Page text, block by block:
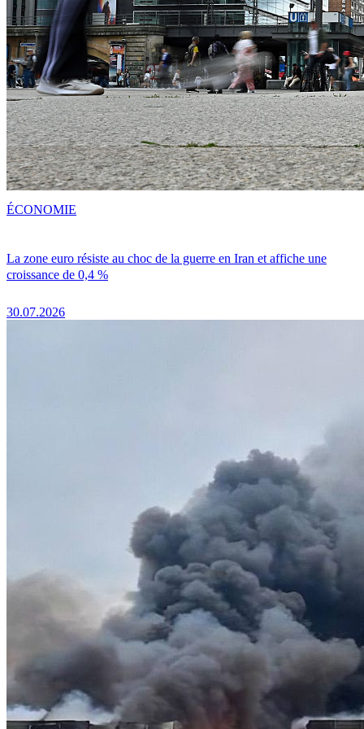
La zone euro résiste au choc de la guerre en Iran et affiche une
croissance de 0,4 %
30.07.2026
ÉCONOMIE